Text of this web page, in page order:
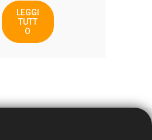
LEGGI
TUTT
O